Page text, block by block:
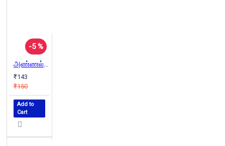
-5 %
அண்ணல் அம்பேத்கர் முன்னுரைகள்
₹143
₹150
Add to
Cart